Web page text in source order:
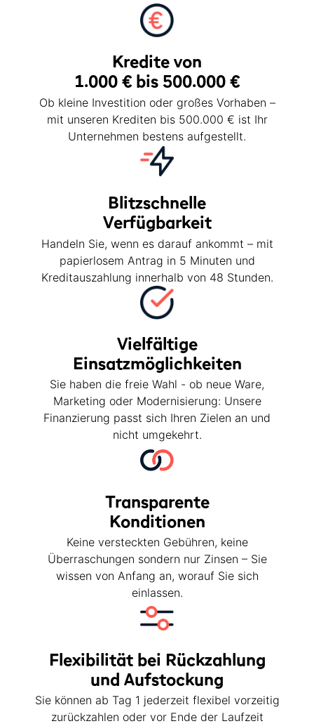
Kredite von
1.000 € bis 500.000 €
Ob kleine Investition oder großes Vorhaben –
mit unseren Krediten bis 500.000 € ist Ihr
Unternehmen bestens aufgestellt.
Blitzschnelle
Verfügbarkeit
Handeln Sie, wenn es darauf ankommt – mit
papierlosem Antrag in 5 Minuten und
Kreditauszahlung innerhalb von 48 Stunden.
Vielfältige
Einsatzmöglichkeiten
Sie haben die freie Wahl - ob neue Ware,
Marketing oder Modernisierung: Unsere
Finanzierung passt sich Ihren Zielen an und
nicht umgekehrt.
Transparente
Konditionen
Keine versteckten Gebühren, keine
Überraschungen sondern nur Zinsen – Sie
wissen von Anfang an, worauf Sie sich
einlassen.
Flexibilität bei Rückzahlung
und Aufstockung
Sie können ab Tag 1 jederzeit flexibel vorzeitig
zurückzahlen oder vor Ende der Laufzeit